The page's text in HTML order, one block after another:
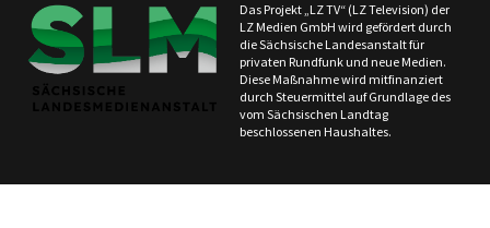
Das Projekt „LZ TV“ (LZ Television) der
LZ Medien GmbH wird gefördert durch
die Sächsische Landesanstalt für
privaten Rundfunk und neue Medien.
Diese Maßnahme wird mitfinanziert
durch Steuermittel auf Grundlage des
vom Sächsischen Landtag
beschlossenen Haushaltes.